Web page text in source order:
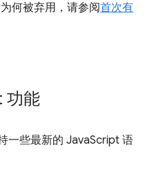
何被弃用，请参阅首次有
功能
一些最新的 JavaScript 语